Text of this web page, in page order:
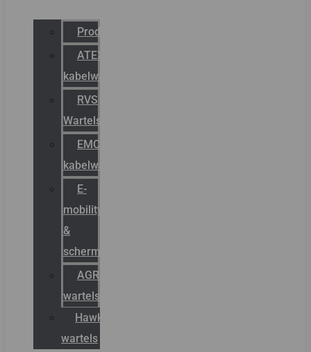
Productcatalogus
ATEX
kabelwartels
RVS
Wartels
EMC
kabelwartels
E-
mobility
&
schermstromen
AGRO
wartels
Hawke
wartels